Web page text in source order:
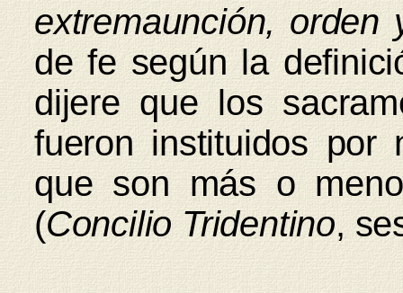
extremaunción, orden
de fe según la
dijere que los
fueron instituidos por
que son más o
(Concilio Tridentino,